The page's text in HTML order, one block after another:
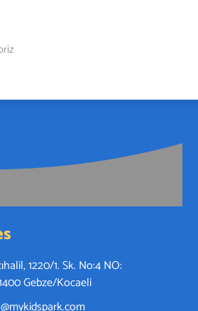
miniklere açan My Kids Park,
1220/1. Sk. No:4 NO:
Gebze/Kocaeli